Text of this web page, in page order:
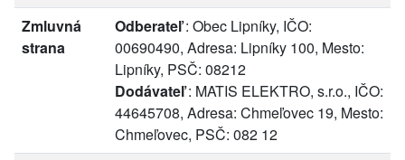
Zmluvná
strana
Odberateľ: Obec Lipníky, IČO:
00690490, Adresa: Lipníky 100, Mesto:
Lipníky, PSČ: 08212
Dodávateľ: MATIS ELEKTRO, s.r.o., IČO:
44645708, Adresa: Chmeľovec 19, Mesto:
Chmeľovec, PSČ: 082 12